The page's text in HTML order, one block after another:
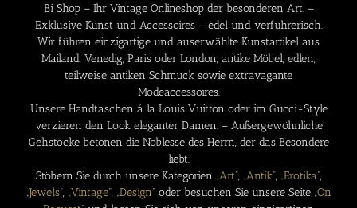
Bi Shop – Ihr Vintage Onlineshopder besonderen Art. –
Exklusive Kunst und Accessoires – edel und verführerisch.
Wir führen einzigartige und auserwählte Kunstartikel aus
Mailand, Venedig, Paris oder London, antike Möbel, edlen,
teilweise antiken Schmuck sowie extravagante
Modeaccessoires.
Unsere Handtaschen á la Louis Vuitton oder im Gucci-Style
verzieren den Look eleganter Damen. – Außergewöhnliche
Gehstöcke betonen die Noblesse des Herrn, der das Besondere
liebt.
Stöbern Sie durch unsere Kategorien „Art“, „Antik“, „Erotika“,
„Jewels“, „Vintage“, „Design“ oder besuchen Sie unsere Seite „On